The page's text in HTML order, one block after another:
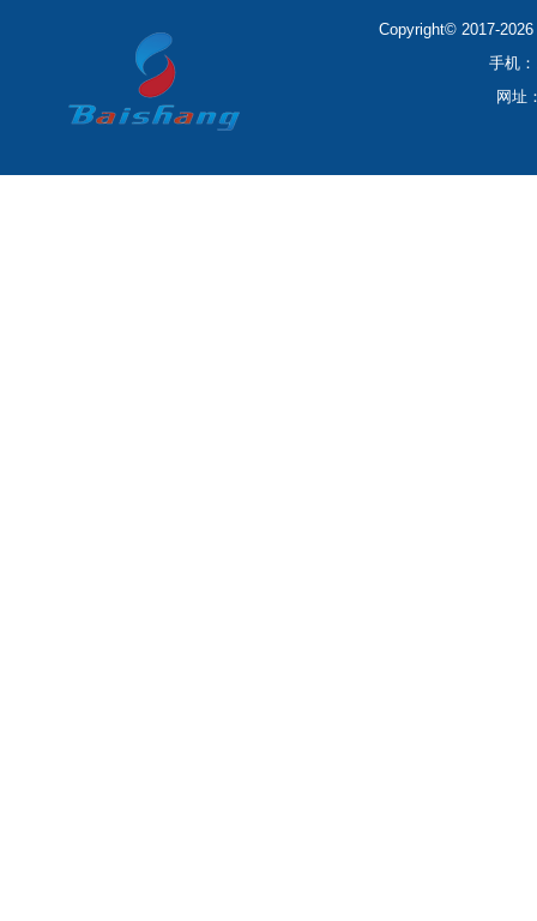
Copyright© 2017-
手机
网址